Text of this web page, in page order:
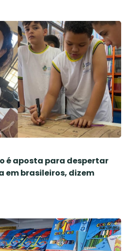
é aposta para despertar
brasileiros, dizem